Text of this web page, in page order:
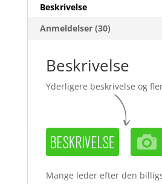
Beskrivelse
Anmeldelser (30)
Beskrivelse
Yderligere beskrivelse og
Mange leder efter den